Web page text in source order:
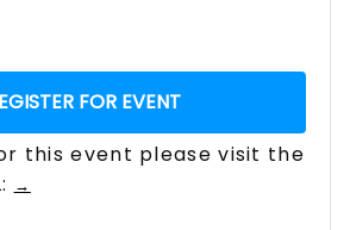
FOR EVENT
this event please visit the
→